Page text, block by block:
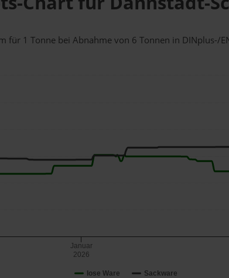
für 1 Tonne bei Abnahmevon 6 Tonnen in DINplus-/
lose Ware Sackware
Januar
2026